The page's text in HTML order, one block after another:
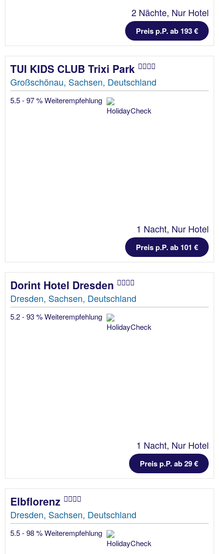
2 Nächte, Nur Hotel
Preis p.P. ab 193 €
TUI KIDS CLUB Trixi Park
Großschönau, Sachsen, Deutschland
5.5 - 97 % Weiterempfehlung
1 Nacht, Nur Hotel
Preis p.P. ab 101 €
Dorint Hotel Dresden
Dresden, Sachsen, Deutschland
5.2 - 93 % Weiterempfehlung
1 Nacht, Nur Hotel
Preis p.P. ab 29 €
Elbflorenz
Dresden, Sachsen, Deutschland
5.5 - 98 % Weiterempfehlung